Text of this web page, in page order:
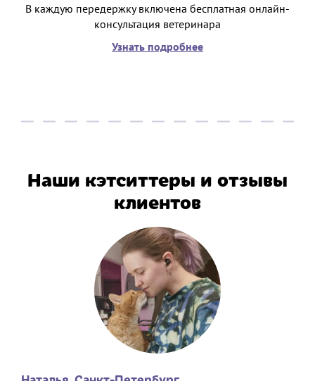
В каждую передержку включена бесплатная онлайн-
консультация ветеринара
Узнать подробнее
Наши кэтситтеры и отзывы
клиентов